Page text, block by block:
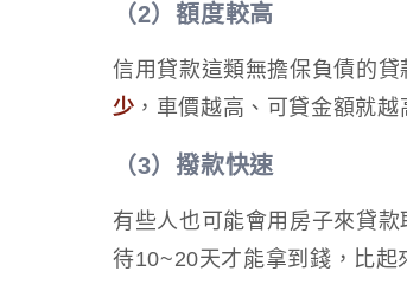
（2）額度較高
信用貸款這類無擔保負債的
少 ，車價越高、可貸金額就越
（3）撥款快速
有些人也可能會用房子來貸
待10~20天才能拿到錢，比起